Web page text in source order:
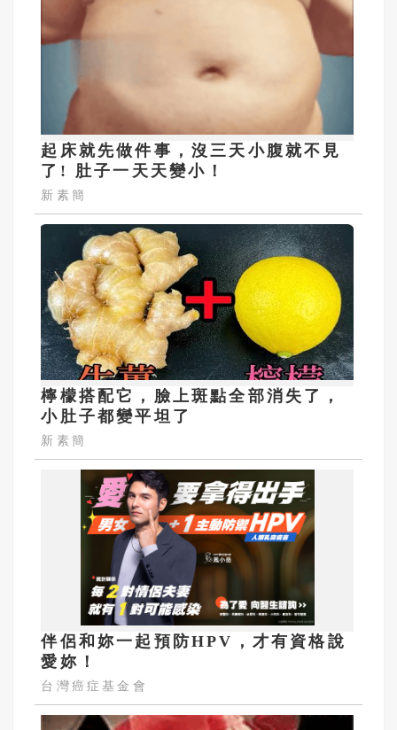
起床就先做件事，沒三天小腹就不見
了! 肚子一天天變小！
新素簡
檸檬搭配它，臉上斑點全部消失了，
小肚子都變平坦了
新素簡
伴侶和妳一起預防HPV，才有資格說
愛妳！
台灣癌症基金會